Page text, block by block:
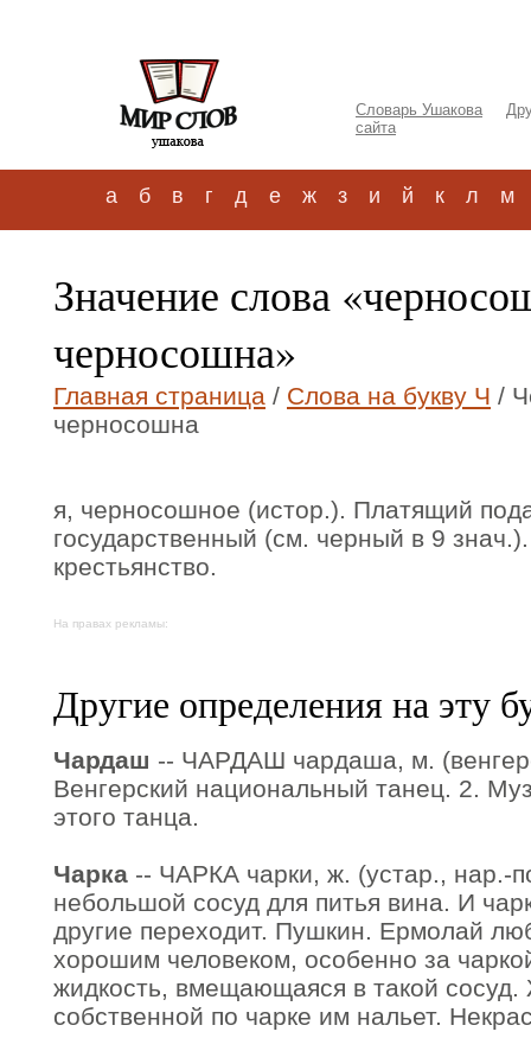
Словарь Ушакова
сайта
а б в г д е ж з и й к л м
Значение слова
черносошна»
Главная страница / Слова на букву Ч /
черносошна
я, черносошное (истор.). Платящий
государственный (см. черный в 9
крестьянство.
На правах рекламы:
Другие определения на эту
Чардаш -- ЧАРДАШ чардаша, м.
Венгерский национальный танец. 2.
этого танца.
Чарка -- ЧАРКА чарки, ж. (устар., нар.-
небольшой сосуд для питья вина. И
другие переходит. Пушкин. Ермолай
хорошим человеком, особенно за
жидкость, вмещающаяся в такой
собственной по чарке им нальет.